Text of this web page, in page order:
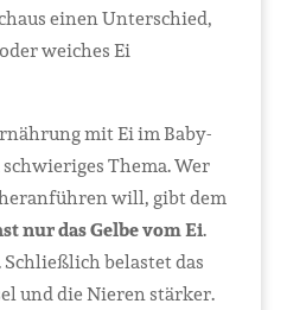
einen Unterschied,
weiches Ei
mit Ei im Baby-
Thema. Wer
will, gibt dem
nur das Gelbe vom Ei.
belastet das
und die Nieren stärker.